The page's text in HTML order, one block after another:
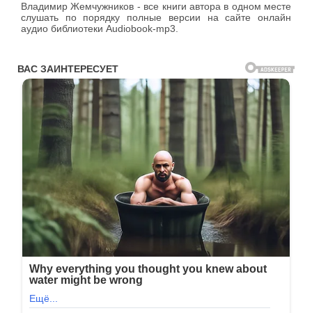
Владимир Жемчужников - все книги автора в одном месте
слушать по порядку полные версии на сайте онлайн
аудио библиотеки Audiobook-mp3.